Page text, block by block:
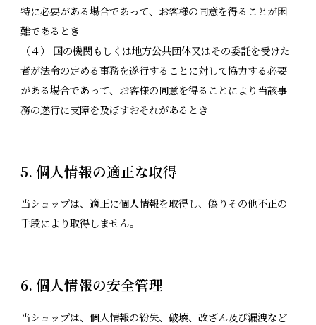
特に必要がある場合であって、お客様の同意を得ることが困
難であるとき
（４） 国の機関もしくは地方公共団体又はその委託を受けた
者が法令の定める事務を遂行することに対して協力する必要
がある場合であって、お客様の同意を得ることにより当該事
務の遂行に支障を及ぼすおそれがあるとき
5. 個人情報の適正な取得
当ショップは、適正に個人情報を取得し、偽りその他不正の
手段により取得しません。
6. 個人情報の安全管理
当ショップは、個人情報の紛失、破壊、改ざん及び漏洩など